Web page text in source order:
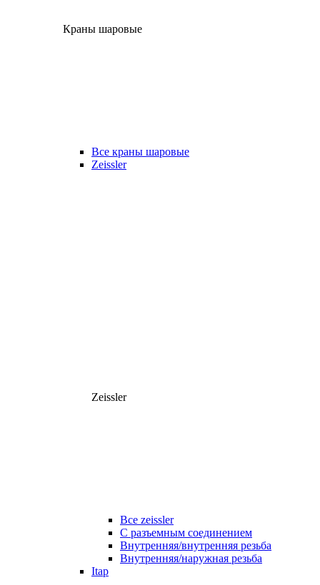
Краны шаровые
Все краны шаровые
Zeissler
Zeissler
Все zeissler
С разъемным соединением
Внутренняя/внутренняя резьба
Внутренняя/наружная резьба
Itap